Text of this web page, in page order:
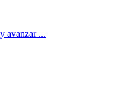
avanzar ...